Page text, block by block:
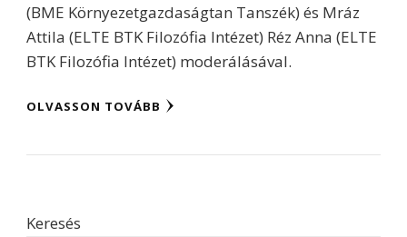
(BME Környezetgazdaságtan Tanszék) és Mráz
Attila (ELTE BTK Filozófia Intézet) Réz Anna (ELTE
BTK Filozófia Intézet) moderálásával.
OLVASSON TOVÁBB
Keresés